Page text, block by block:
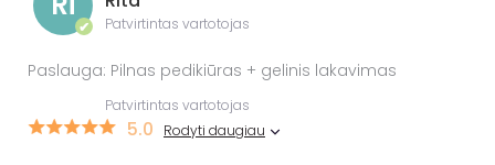
✔ Patvirtintas vartotojas
Paslauga: Pilnas pedikiūras + gelinis lakavimas
Patvirtintas vartotojas
5.0 Rodyti daugiau